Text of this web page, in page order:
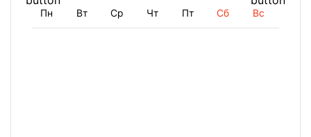
Пн Вт Ср Чт Пт Сб Вс